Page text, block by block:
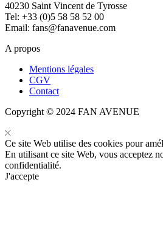
40230 Saint Vincent de Tyrosse
Tel: +33 (0)5 58 58 52 00
Email: fans@fanavenue.com
A propos
Mentions légales
CGV
Contact
Copyright © 2024 FAN AVENUE
Ce site Web utilise des cookies pour
En utilisant ce site Web, vous acceptez
confidentialité.
J'accepte